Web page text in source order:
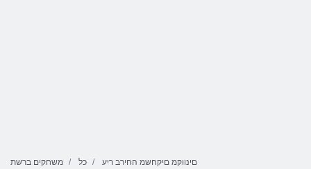
משחקים ברשת כל םינווקמ םיקחשמ החירב ריע